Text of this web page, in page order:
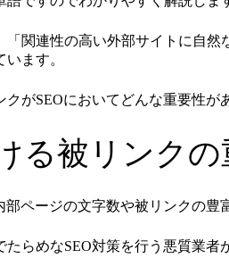
「関連性の高い外部サイトに自
ます。
クがSEOにおいてどんな重要性
る被リンク
部ページの文字数や被リンクの豊
たらめなSEO対策を行う悪質業者